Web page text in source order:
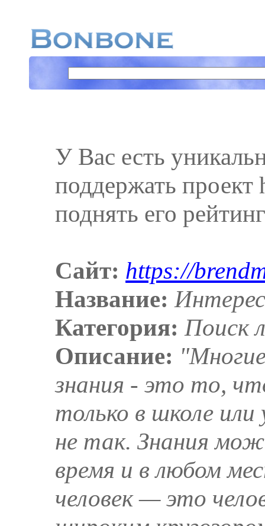
У Вас есть
поддержать
поднять его
Сайт: https://
Название:
Категория: Поиск
Описание:
знания - это то,
только в школе
не так. Знания
время и в любом
человек — это